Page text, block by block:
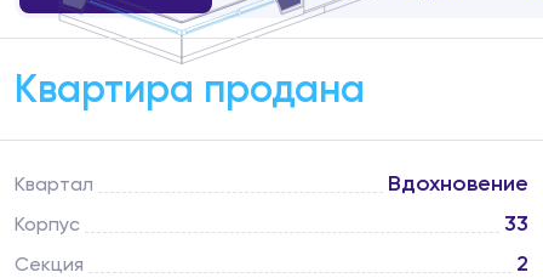
Квартал Вдохновение
Корпус 33
Секция 2
Квартира продана